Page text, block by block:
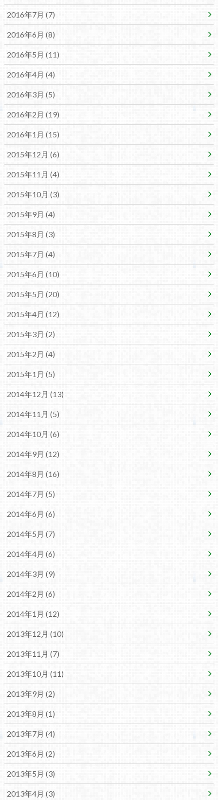
2016年7月 (7)
2016年6月 (8)
2016年5月 (11)
2016年4月 (4)
2016年3月 (5)
2016年2月 (19)
2016年1月 (15)
2015年12月 (6)
2015年11月 (4)
2015年10月 (3)
2015年9月 (4)
2015年8月 (3)
2015年7月 (4)
2015年6月 (10)
2015年5月 (20)
2015年4月 (12)
2015年3月 (2)
2015年2月 (4)
2015年1月 (5)
2014年12月 (13)
2014年11月 (5)
2014年10月 (6)
2014年9月 (12)
2014年8月 (16)
2014年7月 (5)
2014年6月 (6)
2014年5月 (7)
2014年4月 (6)
2014年3月 (9)
2014年2月 (6)
2014年1月 (12)
2013年12月 (10)
2013年11月 (7)
2013年10月 (11)
2013年9月 (2)
2013年8月 (1)
2013年7月 (4)
2013年6月 (2)
2013年5月 (3)
2013年4月 (3)